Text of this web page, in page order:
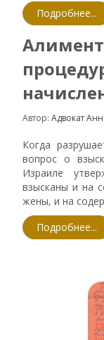
Подробнее...
Автор:Адвокат
Когда
вопрос о
Израиле
взысканы и на
жены, и на
Подробнее...